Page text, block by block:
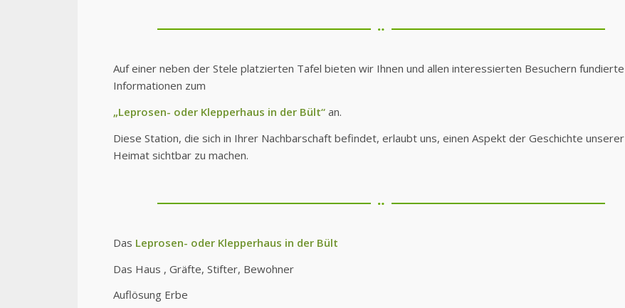
Auf einer neben der Stele platzierten Tafel bieten wir Ihnen und allen interessierten Besuchern fundierte
Informationen zum
„Leprosen- oder Klepperhaus in der Bült“an.
Diese Station, die sich in Ihrer Nachbarschaft befindet, erlaubt uns, einen Aspekt der Geschichte unserer
Heimat sichtbar zu machen.
Das Leprosen- oder Klepperhaus in der Bült
Das Haus , Gräfte, Stifter, Bewohner
Auflösung Erbe